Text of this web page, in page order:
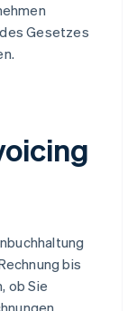
Gesetzes
bis
ob Sie